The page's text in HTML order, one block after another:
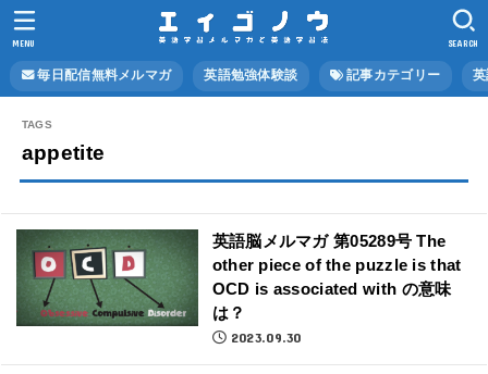
毎日配信無料メルマガ 英語勉強体験談 記事カテゴリー
SEARCH
MENU
appetite
英語脳メルマガ 第05289号 The
other piece of the puzzle is that
OCD is associated with の意味
は？
2023.09.30